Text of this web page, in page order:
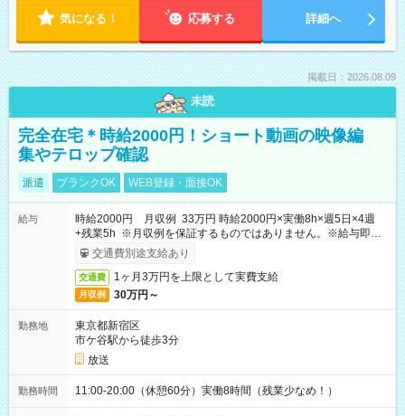
気になる！ 応募する 詳細へ
掲載日：2026.08.09
未読
完全在宅＊時給2000円！ショート動画の映像編
集やテロップ確認
派遣 ブランクOK WEB登録・面接OK
給与
時給2000円 月収例 33万円 時給2000円×実働8h×週5日×4週
+残業5h ※月収例を保証するものではありません。※給与即受
取りサービス利用可（利用条件有）
交通費別途支給あり
交通費 1ヶ月3万円を上限として実費支給
月収例 30万円～
勤務地
東京都新宿区
市ケ谷駅から徒歩3分
放送
勤務時間 11:00-20:00（休憩60分）実働8時間（残業少なめ！）